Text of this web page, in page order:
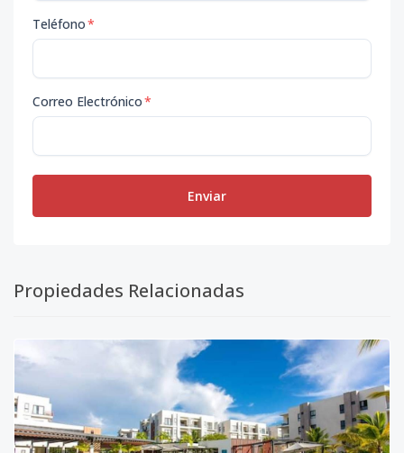
Teléfono*
Correo Electrónico*
Enviar
Propiedades Relacionadas